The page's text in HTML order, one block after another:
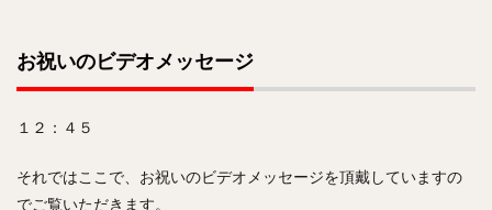
お祝いのビデオメッセージ
１２：４５
それではここで、お祝いのビデオメッセージを頂戴していますの
でご覧いただきます。